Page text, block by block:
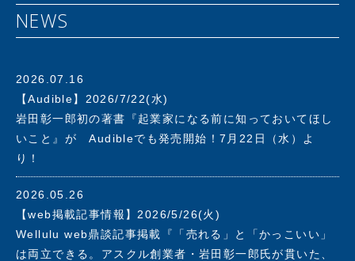
てアスクルを指揮し、年商4000億を誇るオフィス用品No.
1デリバリーサービスへと発展させる。
超えたｅコマースサービスまでその事業領域を拡大する。
2019年アスクル社長を退任。同年、株式会社フォース・マ
ーケティングアンドマネージメントを設立。志の高いベン
チャー企業の支援と大企業のイノベーション強化をその使
命とし、これまで培ってきたマーケッター、経営者として
NEWS
2026.07.16
【Audible】2026/7/22(水)
岩田彰一郎初の著書『起業家になる前に知っておいてほし
いこと』が Audibleでも発売開始！7月22日（水）よ
り！
2026.05.26
【web掲載記事情報】2026/5/26(火)
Wellulu web鼎談記事掲載『「売れる」と「かっこいい」
は両立できる。アスクル創業者・岩田彰一郎氏が貫いた、